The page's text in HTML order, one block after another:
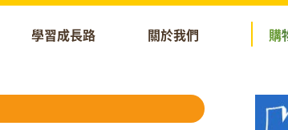
學習成長路 關於我們 購